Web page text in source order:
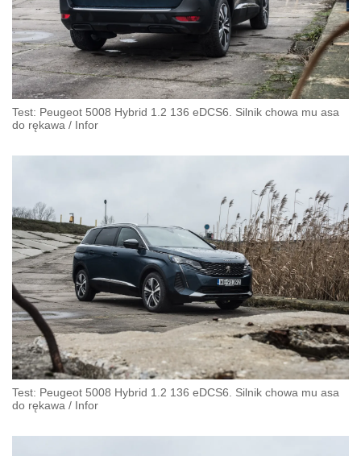
Test: Peugeot 5008 Hybrid 1.2 136 eDCS6. Silnik chowa mu asa
do rękawa / Infor
Test: Peugeot 5008 Hybrid 1.2 136 eDCS6. Silnik chowa mu asa
do rękawa / Infor